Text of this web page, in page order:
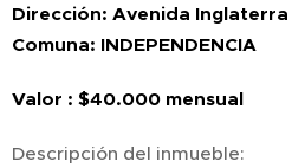
Dirección: Avenida Inglaterra
Comuna: INDEPENDENCIA
Valor : $40.000 mensual
Descripción del inmueble: